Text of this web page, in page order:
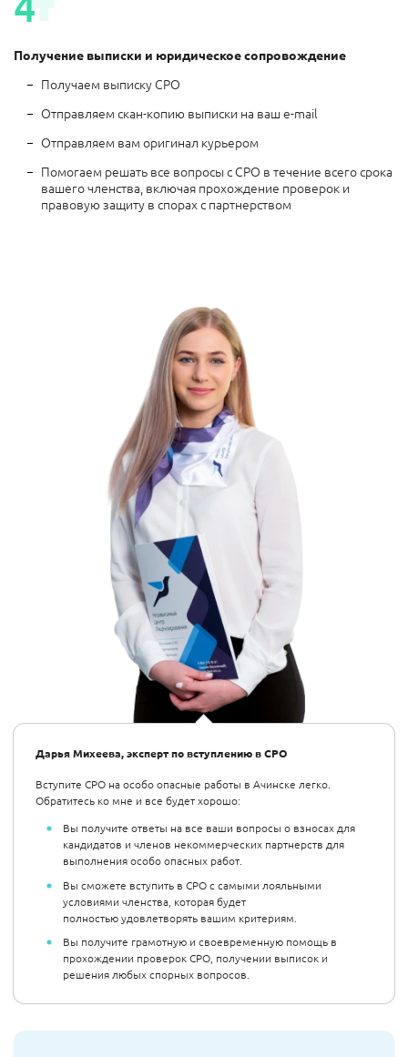
Получение выписки и юридическое сопровождение
Получаем выписку СРО
Отправляем скан-копию выписки на ваш e-mail
Отправляем вам оригинал курьером
Помогаем решать все вопросы с СРО в течение всего срока
вашего членства, включая прохождение проверок и
правовую защиту в спорах с партнерством
Дарья Михеева, эксперт по вступлению в СРО
Вступите СРО на особо опасные работы в Ачинске легко.
Обратитесь ко мне и все будет хорошо:
Вы получите ответы на все ваши вопросы о взносах для
кандидатов и членов некоммерческих партнерств для
выполнения особо опасных работ.
Вы сможете вступить в СРО с самыми лояльными
условиями членства, которая будет
полностью удовлетворять вашим критериям.
Вы получите грамотную и своевременную помощь в
прохождении проверок СРО, получении выписок и
решения любых спорных вопросов.